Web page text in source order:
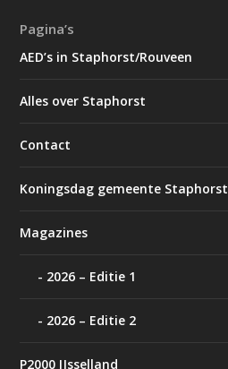
Pagina’s
AED’s in Staphorst/Rouveen
Alles over Staphorst
Contact
Koningsdag gemeente Staphorst
Magazines
2026 – Editie 1
2026 – Editie 2
P2000 IJsselland